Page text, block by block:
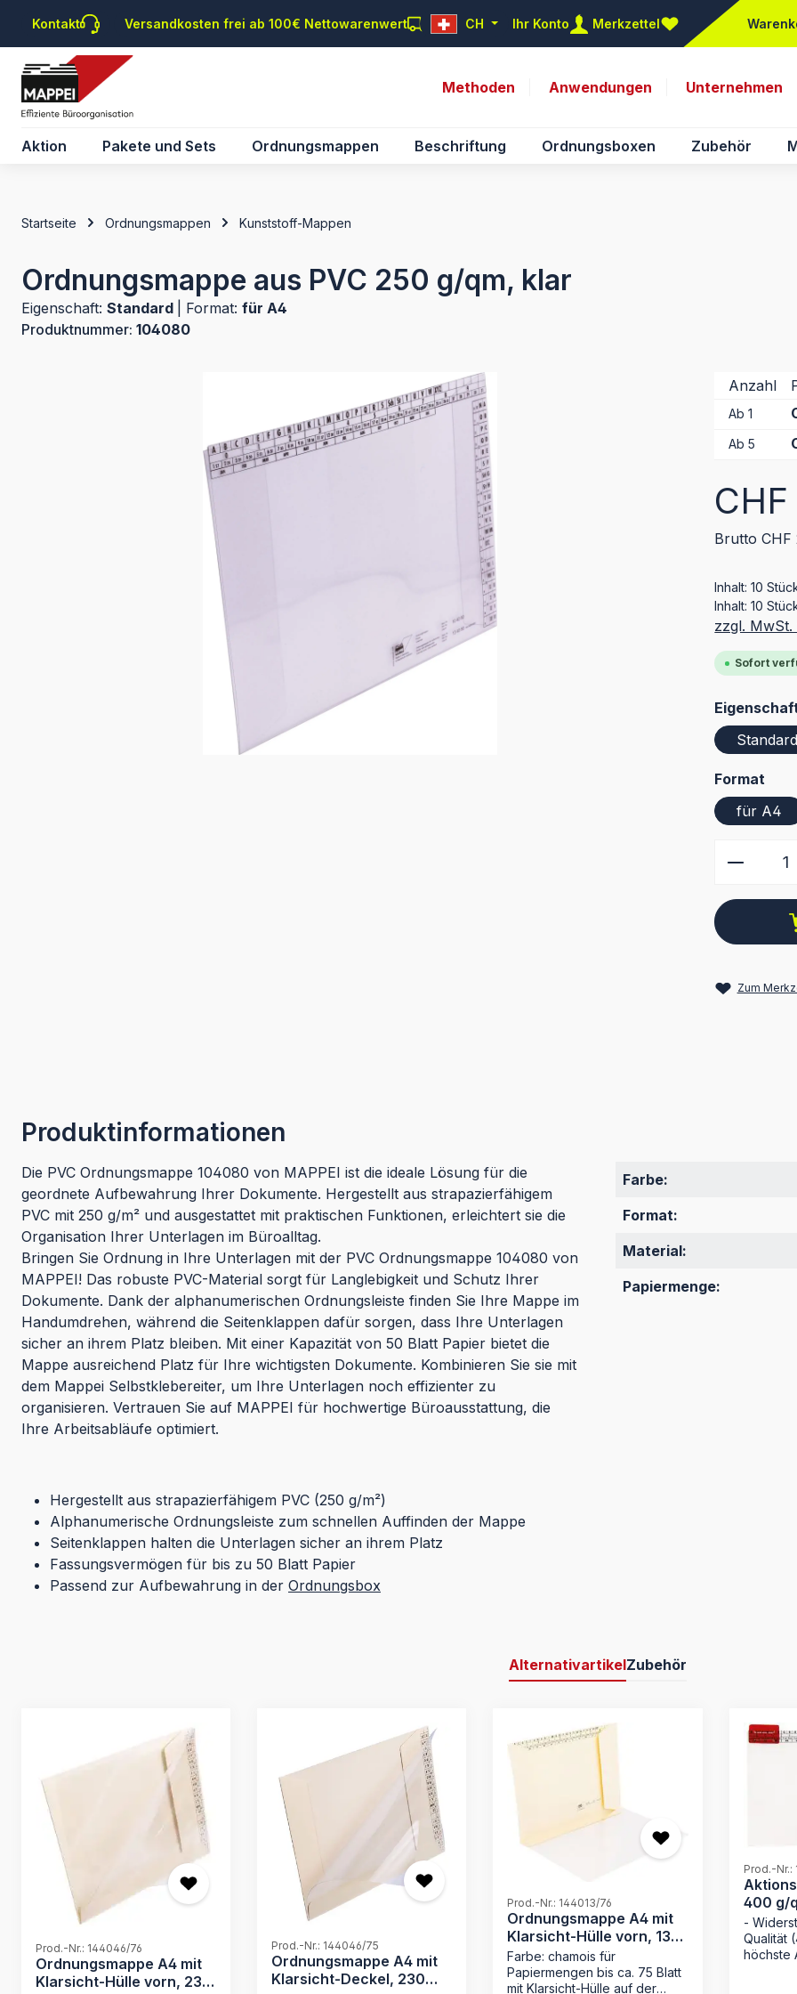
Hauptinhalt springen
Zur Suche springen
Zur Hauptnavigation springen
Kontakt Versandkosten frei ab 100€ Nettowarenwert CH Ihr Konto Merkzettel
Du hast 0 Produkte auf
Methoden Anwendungen Unternehmen
Aktion Pakete und Sets Ordnungsmappen Beschriftung Ordnungsboxen Zubehör
Startseite Ordnungsmappen Kunststoff-Mappen
Ordnungsmappe aus PVC 250 g/qm, klar
Eigenschaft: Standard Format: für A4
Produktnummer: 104080
Anzahl
Ab1
Ab5
Regulärer
Brutto CHF
Inhalt:10
Inhalt:10
zzgl.
Sofort
Standard
Format
für A4
Zum
Produktinformationen
Die PVC Ordnungsmappe 104080 von MAPPEI ist die ideale Lösung für die
geordnete Aufbewahrung Ihrer Dokumente. Hergestellt aus strapazierfähigem
PVC mit 250 g/m² und ausgestattet mit praktischen Funktionen, erleichtert sie die
Organisation Ihrer Unterlagen im Büroalltag.
Bringen Sie Ordnung in Ihre Unterlagen mit der PVC Ordnungsmappe 104080 von
MAPPEI! Das robuste PVC-Material sorgt für Langlebigkeit und Schutz Ihrer
Dokumente. Dank der alphanumerischen Ordnungsleiste finden Sie Ihre Mappe im
Handumdrehen, während die Seitenklappen dafür sorgen, dass Ihre Unterlagen
sicher an ihrem Platz bleiben. Mit einer Kapazität von 50 Blatt Papier bietet die
Mappe ausreichend Platz für Ihre wichtigsten Dokumente. Kombinieren Sie sie mit
dem Mappei Selbstklebereiter, um Ihre Unterlagen noch effizienter zu
organisieren. Vertrauen Sie auf MAPPEI für hochwertige Büroausstattung, die
Ihre Arbeitsabläufe optimiert.
Hergestellt aus strapazierfähigem PVC (250 g/m²)
Alphanumerische Ordnungsleiste zum schnellen Auffinden der Mappe
Seitenklappen halten die Unterlagen sicher an ihrem Platz
Fassungsvermögen für bis zu 50 Blatt Papier
Passend zur Aufbewahrung in der Ordnungsbox
Farbe:
Format:
Material:
Papiermenge:
AlternativartikelZubehör
Prod.-Nr.: 144046/76
Ordnungsmappe A4 mit
Klarsicht-Hülle vorn, 230
Prod.-Nr.: 144046/75
Ordnungsmappe A4 mit
Klarsicht-Deckel, 230
Prod.-Nr.: 144013/76
Ordnungsmappe A4 mit
Klarsicht-Hülle vorn, 130
g/qm
Farbe: chamois für
Papiermengen bis ca. 75 Blatt
mit Klarsicht-Hülle auf der
Prod.-Nr.:
400 g/
Läufer
-
Qualität
höchste